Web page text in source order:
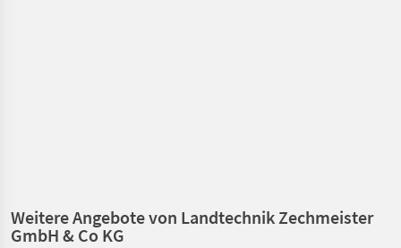
Weitere Angebote von Landtechnik Zechmeister
GmbH & Co KG